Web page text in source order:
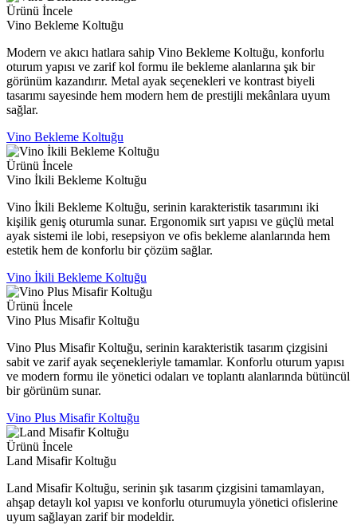
Ürünü İncele
Vino Bekleme Koltuğu
Modern ve akıcı hatlara sahip Vino Bekleme Koltuğu, konforlu
oturum yapısı ve zarif kol formu ile bekleme alanlarına şık bir
görünüm kazandırır. Metal ayak seçenekleri ve kontrast biyeli
tasarımı sayesinde hem modern hem de prestijli mekânlara uyum
sağlar.
Vino Bekleme Koltuğu
Ürünü İncele
Vino İkili Bekleme Koltuğu
Vino İkili Bekleme Koltuğu, serinin karakteristik tasarımını iki
kişilik geniş oturumla sunar. Ergonomik sırt yapısı ve güçlü metal
ayak sistemi ile lobi, resepsiyon ve ofis bekleme alanlarında hem
estetik hem de konforlu bir çözüm sağlar.
Vino İkili Bekleme Koltuğu
Ürünü İncele
Vino Plus Misafir Koltuğu
Vino Plus Misafir Koltuğu, serinin karakteristik tasarım çizgisini
sabit ve zarif ayak seçenekleriyle tamamlar. Konforlu oturum yapısı
ve modern formu ile yönetici odaları ve toplantı alanlarında bütüncül
bir görünüm sunar.
Vino Plus Misafir Koltuğu
Ürünü İncele
Land Misafir Koltuğu
Land Misafir Koltuğu, serinin şık tasarım çizgisini tamamlayan,
ahşap detaylı kol yapısı ve konforlu oturumuyla yönetici ofislerine
uyum sağlayan zarif bir modeldir.